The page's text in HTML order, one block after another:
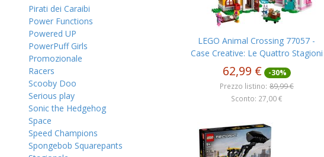
Pirati dei Caraibi
Power Functions
Powered UP
PowerPuff Girls
Promozionale
Racers
Scooby Doo
Serious play
Sonic the Hedgehog
Space
Speed Champions
Spongebob Squarepants
LEGO Animal Crossing 77057 -
Case Creative: Le Quattro Stagioni
62,99 € -30%
Prezzo listino: 89,99 €
Sconto: 27,00 €